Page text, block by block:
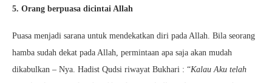
5. Orang berpuasa dicintai Allah
Puasa menjadi sarana untuk mendekatkan diri pada Allah. Bila seorang
hamba sudah dekat pada Allah, permintaan apa saja akan mudah
dikabulkan – Nya. Hadist Qudsi riwayat Bukhari : “Kalau Aku telah